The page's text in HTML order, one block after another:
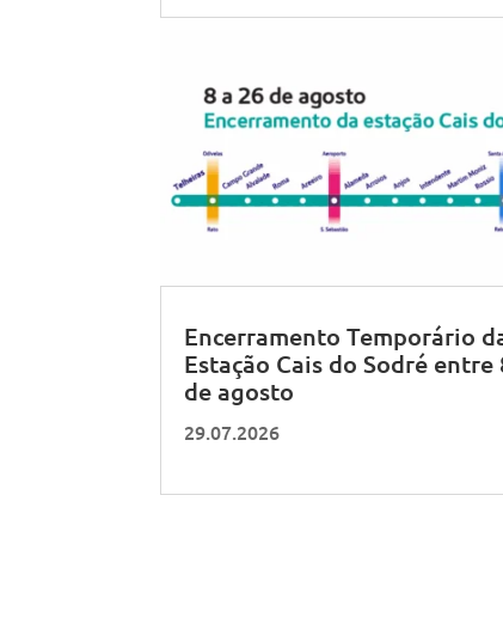
Encerramento Temporário
Estação Cais do Sodré entre
de agosto
29.07.2026